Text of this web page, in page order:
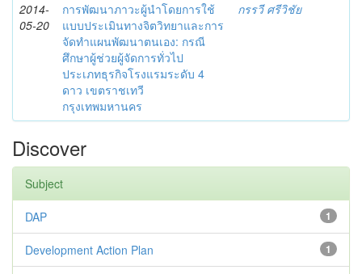
2014-
05-20
การพัฒนาภาวะผู้นำโดยการใช้
แบบประเมินทางจิตวิทยาและการ
จัดทำแผนพัฒนาตนเอง: กรณี
ศึกษาผู้ช่วยผู้จัดการทั่วไป
ประเภทธุรกิจโรงแรมระดับ 4
ดาว เขตราชเทวี
กรุงเทพมหานคร
กรรวี ศรีวิชัย
Discover
Subject
1
DAP
1
Development Action Plan